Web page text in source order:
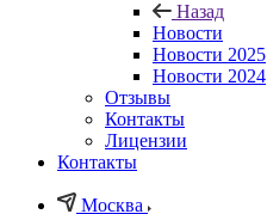
Назад
Новости
Новости 2025
Новости 2024
Отзывы
Контакты
Лицензии
Контакты
Москва